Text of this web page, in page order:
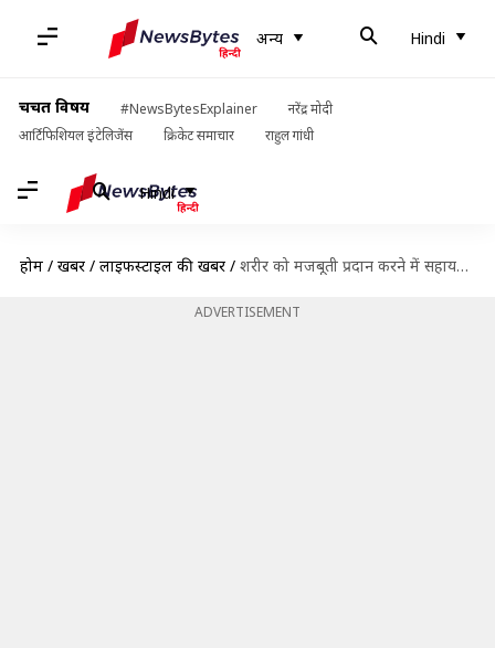
अन्य Hindi
चर्चित विषय #NewsBytesExplainer
नरेंद्र मोदी
आर्टिफिशियल इंटेलिजेंस
क्रिकेट समाचार राहुल गांधी
Hindi
होम / खबरें / लाइफस्टाइल की खबरें / शरीर को मजबूती प्रदान करने में सहायक हैं ये हस्त मुद्राएं, ऐसे करें अभ्यास
ADVERTISEMENT